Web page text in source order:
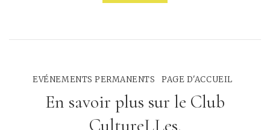
EVÉNEMENTS PERMANENTS PAGE D'ACCUEIL
En savoir plus sur le Club